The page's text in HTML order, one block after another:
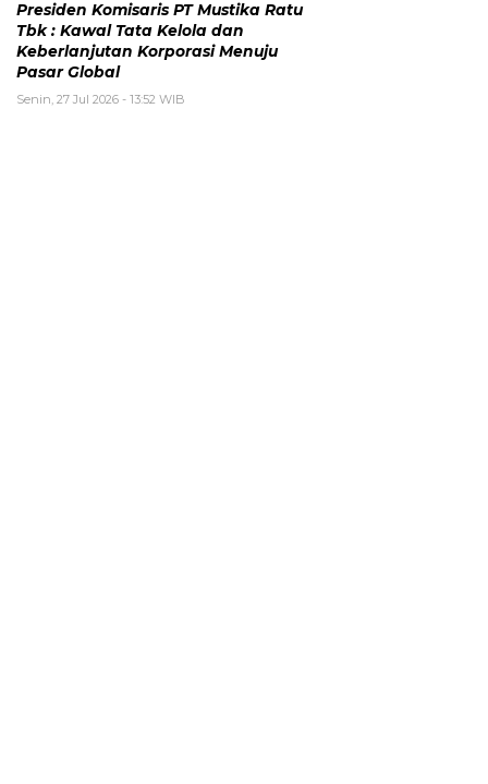
Presiden Komisaris PT Mustika Ratu
Tbk : Kawal Tata Kelola dan
Keberlanjutan Korporasi Menuju
Pasar Global
Senin, 27 Jul 2026 - 13:52 WIB